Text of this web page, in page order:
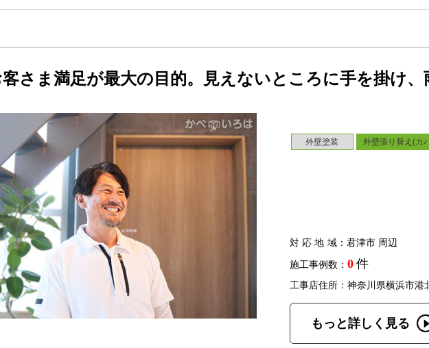
客さま満足が最大の目的。見えないところに手を掛け
外壁塗装 外壁張り替え(カ
対応地域：君津市 周辺
施工事例数： 0 件
工事店住所：神奈川県横浜市港
もっと詳しく見る